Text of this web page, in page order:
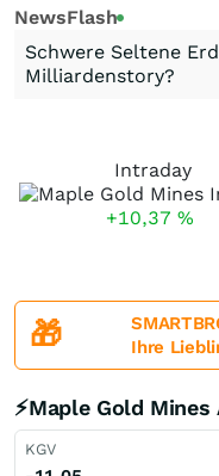
NewsFlash
Schwere Seltene
Milliardenstory?
Intraday
+10,37 %
🎁
Ihre
⚡Maple Gold
KGV